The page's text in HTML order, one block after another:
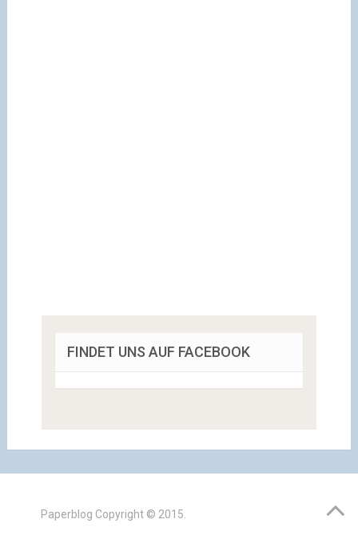
FINDET UNS AUF FACEBOOK
Paperblog Copyright © 2015.